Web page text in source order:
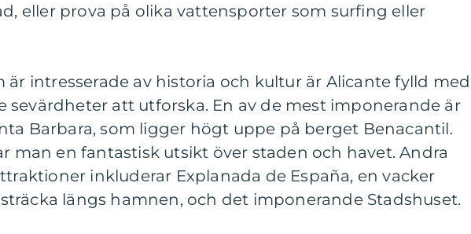
eller prova på olika vattensporter som surfing eller
är intresserade av historia och kultur är Alicante fylld med
sevärdheter att utforska. En av de mest imponerande är
Barbara, som ligger högt uppe på berget Benacantil.
man en fantastisk utsikt över staden och havet. Andra
inkluderar Explanada de España, en vacker
längs hamnen, och det imponerande Stadshuset.